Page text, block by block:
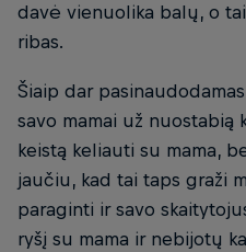
davė vienuolika balų, o
ribas.
Šiaip dar
savo mamai už nuostabią
keistą keliauti su mama,
jaučiu, kad tai taps graži
paraginti ir savo
ryšį su mama ir nebijotų